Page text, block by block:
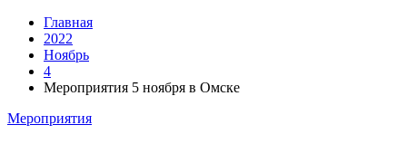
Главная
2022
Ноябрь
4
Мероприятия 5 ноября в Омске
Мероприятия